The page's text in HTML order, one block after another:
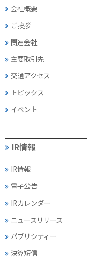
会社概要
ご挨拶
関連会社
主要取引先
交通アクセス
トピックス
イベント
IR情報
IR情報
電子公告
IRカレンダー
ニュースリリース
パブリシティー
決算短信